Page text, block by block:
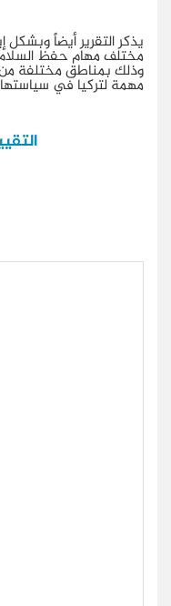
يذكر التقرير أيضاً
مختلف مهام حفظ السلام
وذلك بمناطق مختلفة من
مهمة لتركيا في سياستها